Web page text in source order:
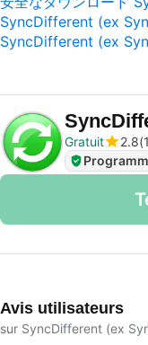
SyncDifferent (ex
SyncDifferent (ex
Gratuit
2.8
Avis utilisateurs
sur SyncDifferent (ex